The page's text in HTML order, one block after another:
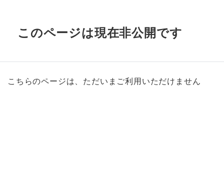
このページは現在非公開です
こちらのページは、ただいまご利用いただけません